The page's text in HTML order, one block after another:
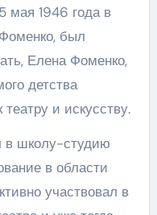
мая 1946 года в
был
Елена Фоменко,
детства
и искусству.
в школу-студию
в области
участвовал в